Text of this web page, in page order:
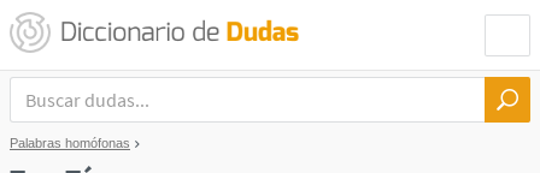
Palabras homófonas